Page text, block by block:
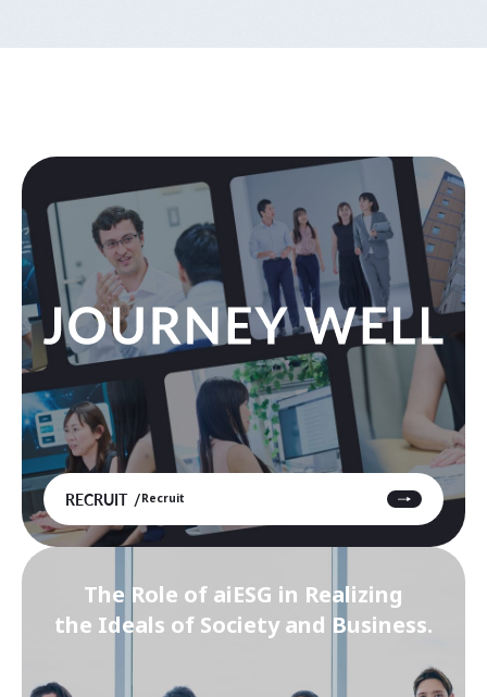
RECRUIT Recruit
The Role of aiESG in Realizing
the Ideals of Society and Business.